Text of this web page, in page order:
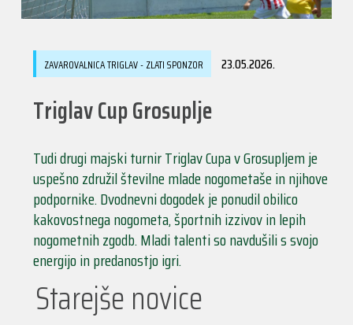
ZAVAROVALNICA TRIGLAV - ZLATI SPONZOR 23.05.2026.
Triglav Cup Grosuplje
Tudi drugi majski turnir Triglav Cupa v Grosupljem je
uspešno združil številne mlade nogometaše in njihove
podpornike. Dvodnevni dogodek je ponudil obilico
kakovostnega nogometa, športnih izzivov in lepih
nogometnih zgodb. Mladi talenti so navdušili s svojo
energijo in predanostjo igri.
Starejše novice